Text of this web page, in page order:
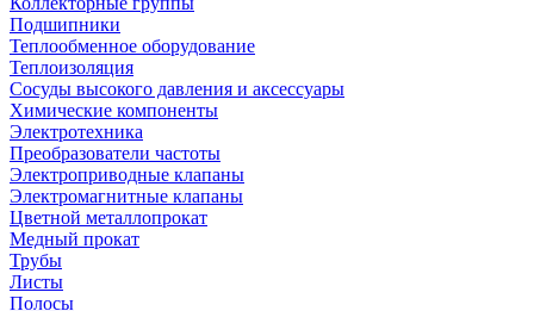
Подшипники
Теплообменное оборудование
Теплоизоляция
Сосуды высокого давления и аксессуары
Химические компоненты
Электротехника
Преобразователи частоты
Электроприводные клапаны
Электромагнитные клапаны
Цветной металлопрокат
Медный прокат
Трубы
Листы
Полосы